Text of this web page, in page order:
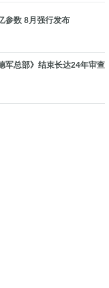
参数 8月强行发布
军总部》结束长达24年审查